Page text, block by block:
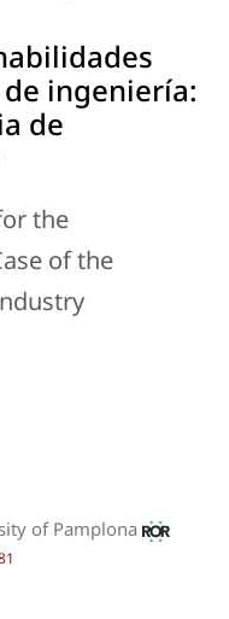
ingeniería:
de
the
of the
of Pamplona